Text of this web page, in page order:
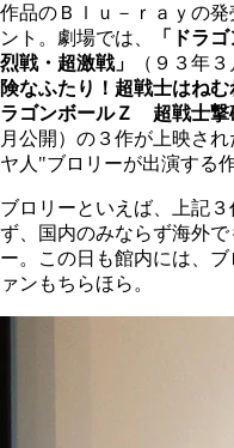
作品のＢｌｕ－ｒａｙの
ント。劇場では、
「ドラ
烈戦・超激戦」
（９３年
険なふたり！超戦士はねむ
ラゴンボールＺ 超戦士撃
月公開）の３作が上映さ
ヤ人"ブロリーが出演する作
ブロリーといえば、上記
ず、国内のみならず海外
ー。この日も館内には、
ァンもちらほら。